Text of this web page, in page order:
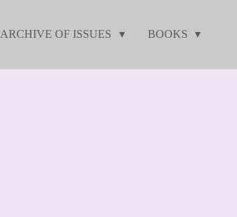
ARCHIVE OF ISSUES BOOKS